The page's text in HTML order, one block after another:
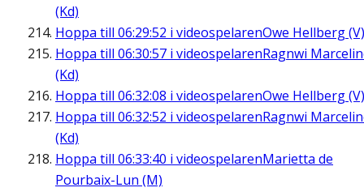
(Kd)
Hoppa till 06:29:52 i videospelarenOwe Hellberg (V)
Hoppa till 06:30:57 i videospelarenRagnwi
(Kd)
Hoppa till 06:32:08 i videospelarenOwe Hellberg (V)
Hoppa till 06:32:52 i videospelarenRagnwi
(Kd)
Hoppa till 06:33:40 i videospelarenMarietta de
Pourbaix-Lun (M)